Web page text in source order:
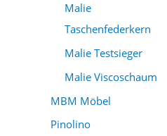
Malie
Taschenfederkern
Malie Testsieger
Malie Viscoschaum
MBM Möbel
Pinolino